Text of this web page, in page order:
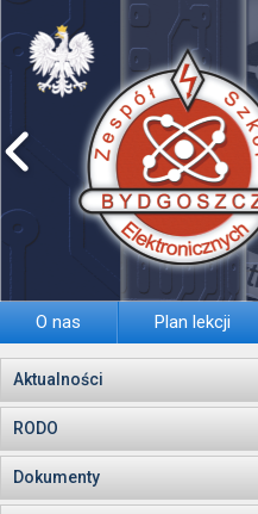
O nas Plan lekcji
Aktualności
RODO
Dokumenty